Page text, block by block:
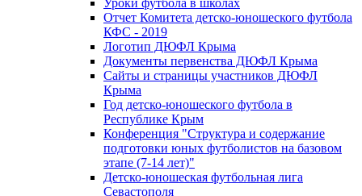
Уроки футбола в школах
Отчет Комитета детско-юношеского футбола
КФС - 2019
Логотип ДЮФЛ Крыма
Документы первенства ДЮФЛ Крыма
Сайты и страницы участников ДЮФЛ
Крыма
Год детско-юношеского футбола в
Республике Крым
Конференция "Структура и содержание
подготовки юных футболистов на базовом
этапе (7-14 лет)"
Детско-юношеская футбольная лига
Севастополя